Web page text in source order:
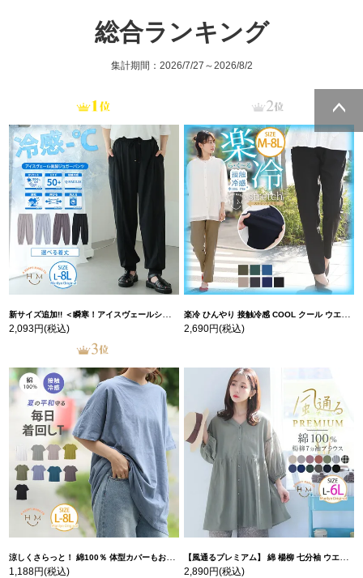
総合ランキング
集計期間：2026/7/27～2026/8/2
新サイズ追加!! ＜瞬寒！アイスヴェールシリーズ＞ 美脚 ジョガーパンツ 【ウェストゴム】 【ストレッチ】 | 大きいサイズの通販ならハッピーマリリン
2,093円(税込)
楽冷 ひんやり 接触冷感 COOL クール ウエストゴム 楽ちん ストレッチ 美脚 レギパン 【ストレッチ】 | 大きいサイズの通販ならハッピーマリリン
2,690円(税込)
涼しくさらっと！ 綿100％ 体型カバーもお洒落も叶える 風合いコットン ゆるシルエット ドルマン | 大きいサイズの通販ならハッピーマリリン
1,188円(税込)
【風通るプレミアム】 綿 楊柳 七分袖 ウエストギャザー ブラウス | 大きいサイズの通販ならハッピーマリリン
2,890円(税込)
ページトッ
プへ